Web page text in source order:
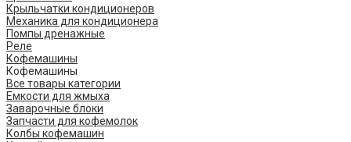
Крыльчатки кондиционеров
Механика для кондиционера
Помпы дренажные
Реле
Кофемашины
Кофемашины
Все товары категории
Емкости для жмыха
Заварочные блоки
Запчасти для кофемолок
Колбы кофемашин